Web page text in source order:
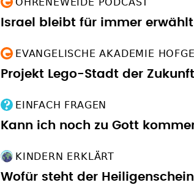
EVANGELISCHE AKADEMIE
Projekt Lego-Stadt der
EINFACH FRAGEN
Kann ich noch zu Gott
KINDERN ERKLÄRT
Wofür steht der
KIRCHLICHES INSTITUT
Umfrage: Mehrheit lehnt